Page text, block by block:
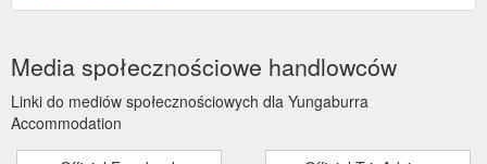
Media społecznościowe handlowców
Linki do mediów społecznościowych dla Yungaburra
Accommodation